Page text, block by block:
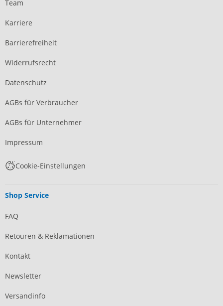
Team
Karriere
Barrierefreiheit
Widerrufsrecht
Datenschutz
AGBs für Verbraucher
AGBs für Unternehmer
Impressum
Cookie-Einstellungen
Shop Service
FAQ
Retouren & Reklamationen
Kontakt
Newsletter
Versandinfo